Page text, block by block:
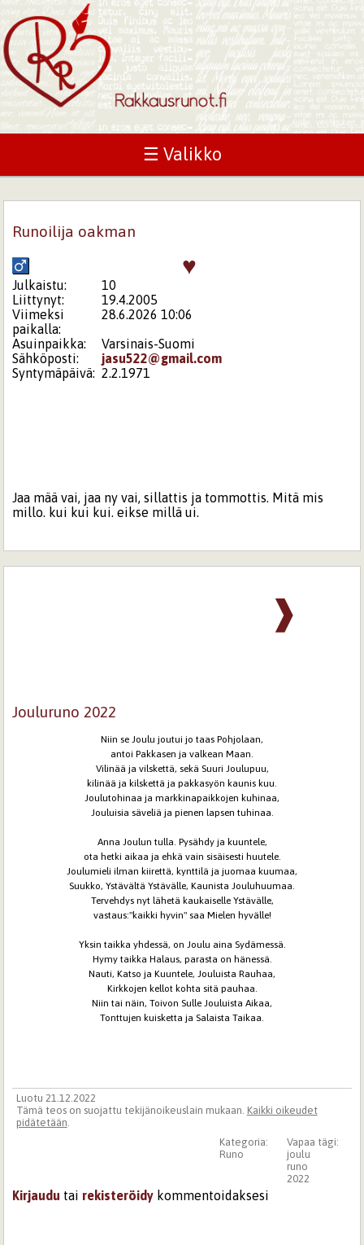
☰ Valikko
Runoilija oakman
♥
Julkaistu:
10
Liittynyt:
19.4.2005
Viimeksi
paikalla:
28.6.2026 10:06
Asuinpaikka:
Varsinais-Suomi
Sähköposti:
jasu522@gmail.com
Syntymäpäivä: 2.2.1971
Jaa mää vai, jaa ny vai, sillattis ja tommottis. Mitä mis
millo. kui kui kui. eikse millä ui.
❱
Jouluruno 2022
Niin se Joulu joutui jo taas Pohjolaan,
antoi Pakkasen ja valkean Maan.
Vilinää ja vilskettä, sekä Suuri Joulupuu,
kilinää ja kilskettä ja pakkasyön kaunis kuu.
Joulutohinaa ja markkinapaikkojen kuhinaa,
Jouluisia säveliä ja pienen lapsen tuhinaa.
Anna Joulun tulla. Pysähdy ja kuuntele,
ota hetki aikaa ja ehkä vain sisäisesti huutele.
Joulumieli ilman kiirettä, kynttilä ja juomaa kuumaa,
Suukko, Ystävältä Ystävälle, Kaunista Jouluhuumaa.
Tervehdys nyt lähetä kaukaiselle Ystävälle,
vastaus:"kaikki hyvin" saa Mielen hyvälle!
Yksin taikka yhdessä, on Joulu aina Sydämessä.
Hymy taikka Halaus, parasta on hänessä.
Nauti, Katso ja Kuuntele, Jouluista Rauhaa,
Kirkkojen kellot kohta sitä pauhaa.
Niin tai näin, Toivon Sulle Jouluista Aikaa,
Tonttujen kuisketta ja Salaista Taikaa.
Luotu 21.12.2022
Tämä teos on suojattu tekijänoikeuslain mukaan. Kaikki oikeudet
pidätetään.
Vapaa tägi:
joulu
runo
2022
Kategoria:
Runo
Kirjaudu tai rekisteröidy kommentoidaksesi